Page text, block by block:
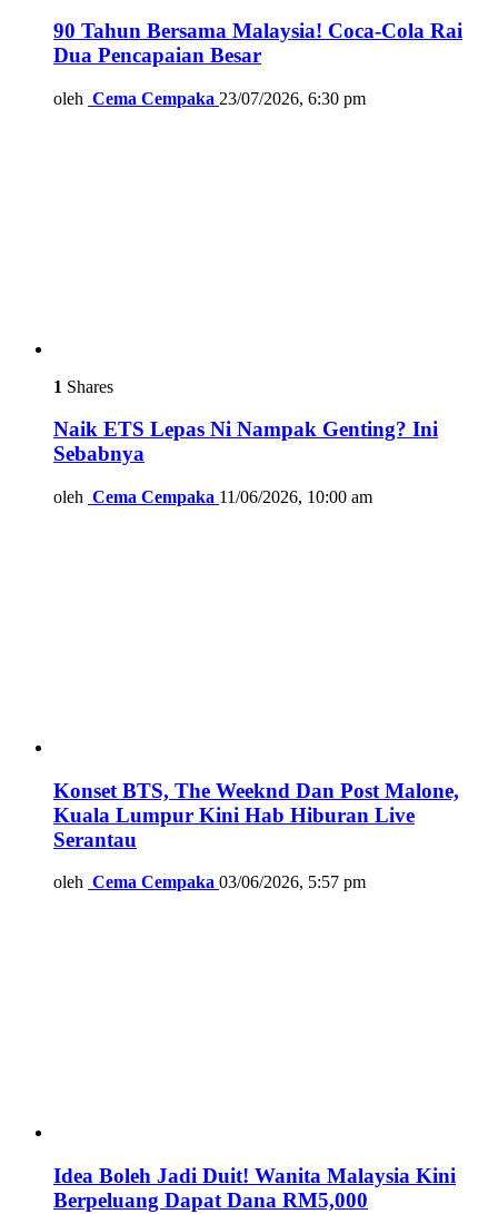
90 Tahun Bersama Malaysia! Coca-Cola Rai
Dua Pencapaian Besar
oleh Cema Cempaka 23/07/2026, 6:30 pm
1 Shares
Naik ETS Lepas Ni Nampak Genting? Ini
Sebabnya
oleh Cema Cempaka 11/06/2026, 10:00 am
Konset BTS, The Weeknd Dan Post Malone,
Kuala Lumpur Kini Hab Hiburan Live
Serantau
oleh Cema Cempaka 03/06/2026, 5:57 pm
Idea Boleh Jadi Duit! Wanita Malaysia Kini
Berpeluang Dapat Dana RM5,000